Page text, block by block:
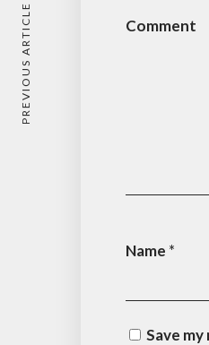
Comment
Name *
Save
PREVIOUS ARTICLE